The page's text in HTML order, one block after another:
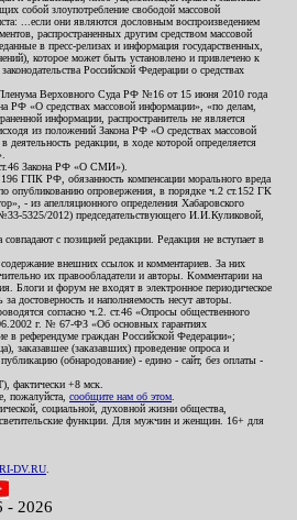
собой злоупотребление свободой массовой
...если они являются дословным воспроизведением
распространенных другим средством массовой
в пресс-релизах и информация государственных,
которое может быть установлено и привлечено к
Российской Федерации о средствах
Верховного Суда РФ №16 от 15 июня 2010 года
РФ «О средствах массовой информации», «по делам,
информации, распространитель не является
из положений Закона РФ «О средствах массовой
редакции, в ходе которой определяется
Закона РФ «О СМИ»).
ГПК РФ, обязанность компенсации морального вреда
опубликованию опровержения, в порядке ч.2 ст.152 ГК
- из апелляционного определения Хабаровского
5325/2012) председательствующего И.И.Куликовой,
с позицией редакции. Редакция не вступает в
содержание внешних ссылок и комментариев. За них
их правообладатели и авторы. Комментарии на
Блоги и форум не входят в электронное периодическое
достоверность и наполняемость несут авторы.
согласно ч.2. ст.46 «Опросы общественного
г. № 67-ФЗ «Об основных гарантиях
в референдуме граждан Российской Федерации»;
заказавшее (заказавших) проведение опроса и
(обнародование) - едино - сайт, без оплаты -
фактически +8 мск.
пожалуйста, сообщите нам об этом
социальной, духовной жизни общества,
функции. Для мужчин и женщин. 16+ для
DV.RU
- 2026